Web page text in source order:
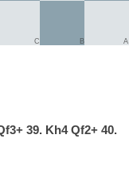
A
B
C
39. Kh4 Qf2+ 40.